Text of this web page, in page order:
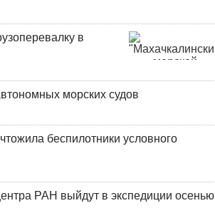
в
морских судов
беспилотники условного
РАН выйдут в экспедиции осенью